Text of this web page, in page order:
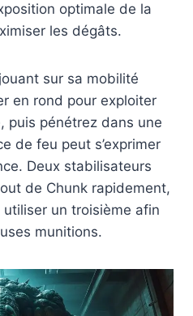
optimale de la
les dégâts.
sur sa mobilité
en rond pour exploiter
puis pénétrez dans une
de feu peut s’exprimer
Deux stabilisateurs
de Chunk rapidement,
utiliser un troisième afin
munitions.